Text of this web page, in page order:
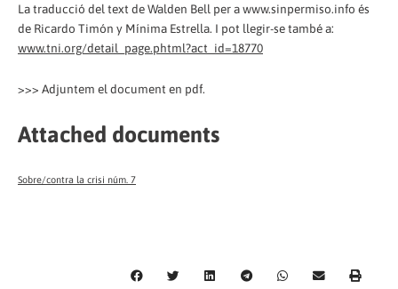
La traducció del text de Walden Bell per a www.sinpermiso.info és
de Ricardo Timón y Mínima Estrella. I pot llegir-se també a:
www.tni.org/detail_page.phtml?act_id=18770
>>> Adjuntem el document en pdf.
Attached documents
Sobre/contra la crisi núm. 7